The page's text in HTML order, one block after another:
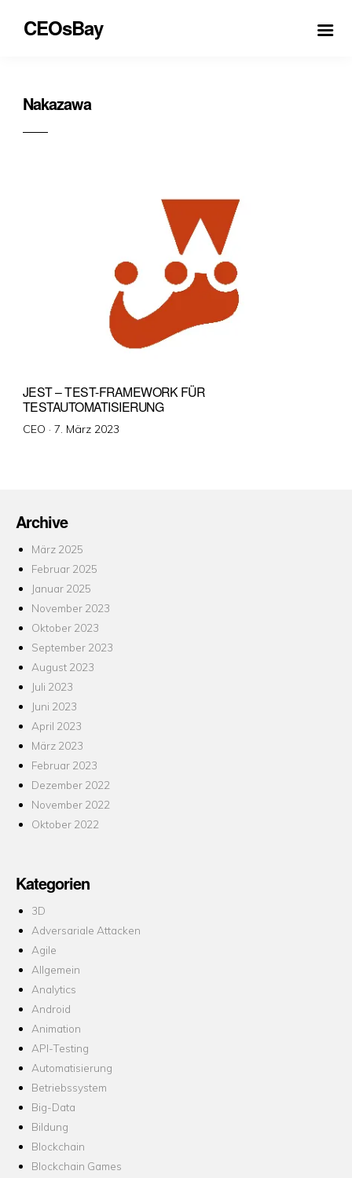
CEOsBay
Nakazawa
JEST – TEST-FRAMEWORK FÜR
TESTAUTOMATISIERUNG
CEO · Veröffentlicht
7. März 2023
Archive
März 2025
Februar 2025
Januar 2025
November 2023
Oktober 2023
September 2023
August 2023
Juli 2023
Juni 2023
April 2023
März 2023
Februar 2023
Dezember 2022
November 2022
Oktober 2022
Kategorien
3D
Adversariale Attacken
Agile
Allgemein
Analytics
Android
Animation
API-Testing
Automatisierung
Betriebssystem
Big-Data
Bildung
Blockchain
Blockchain Games